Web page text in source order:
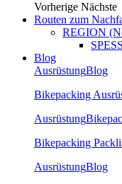
Vorherige Nächste
Routen zum
REGION
Blog
AusrüstungBlog
Bikepacking
Ausrüstung
Bikepacking
AusrüstungBlog